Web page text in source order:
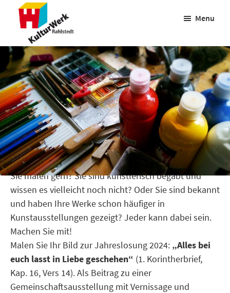
Hauptnavigation
springen
Inhalt
springen
Kulturwerk
Rahlstedt
Menu
26. Januar 2024bySchatzS
Sie malen gern? Sie sind künstlerisch begabt und
wissen es vielleicht noch nicht? Oder Sie sind bekannt
und haben Ihre Werke schon häufiger in
Kunstausstellungen gezeigt? Jeder kann dabei sein.
Machen Sie mit!
Malen Sie Ihr Bild zur Jahreslosung 2024: „Alles bei
euch lasst in Liebe geschehen“ (1. Korintherbrief,
Kap. 16, Vers 14). Als Beitrag zu einer
Gemeinschaftsausstellung mit Vernissage und